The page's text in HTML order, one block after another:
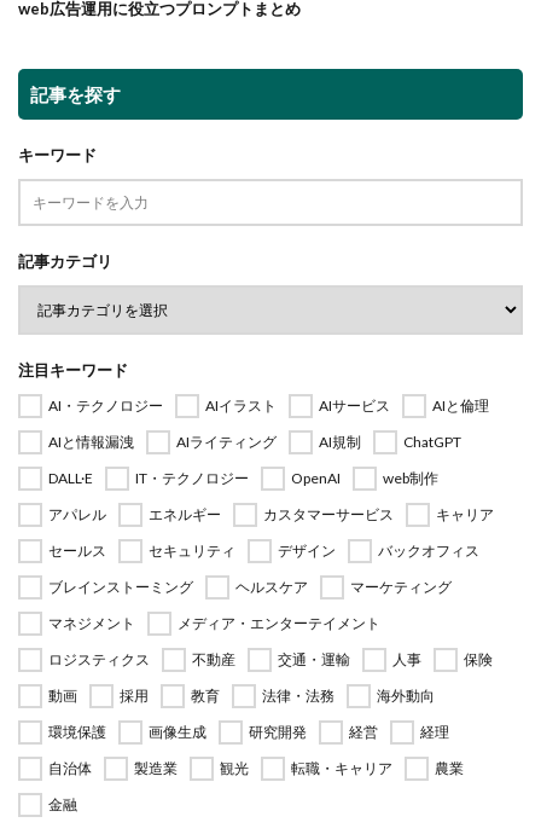
web広告運用に役立つプロンプトまとめ
記事を探す
キーワード
記事カテゴリ
注目キーワード
AI・テクノロジー AIイラスト AIサービス
AIと倫理
AIと情報漏洩
AIライティング AI規制
ChatGPT
DALL·E
IT・テクノロジー OpenAI
web制作
アパレル
エネルギー カスタマーサービス
キャリア
セールス
セキュリティ デザイン
バックオフィス
ブレインストーミング
ヘルスケア
マーケティング
マネジメント
メディア・エンターテイメント
ロジスティクス
不動産 交通・運輸 人事
保険
動画
採用 教育 法律・法務
海外動向
環境保護
画像生成 研究開発 経営
経理
自治体
製造業 観光 転職・キャリア
農業
金融